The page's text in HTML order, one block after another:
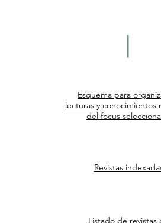
Esquema para
lecturas y conocimientos
del focus
Revistas
Listado de revistas